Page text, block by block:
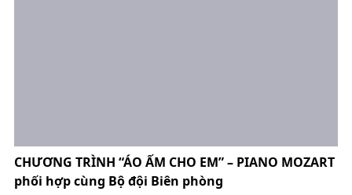
CHƯƠNG TRÌNH “ÁO ẤM CHO EM” – PIANO MOZART
phối hợp cùng Bộ đội Biên phòng